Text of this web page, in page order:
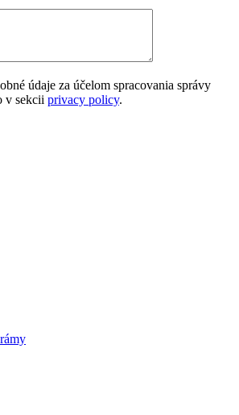
údaje za účelom spracovania správy
v sekcii privacy policy.